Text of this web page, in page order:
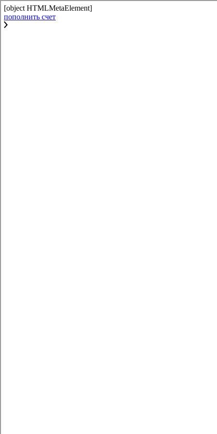
[object HTMLMetaElement]
пополнить счет